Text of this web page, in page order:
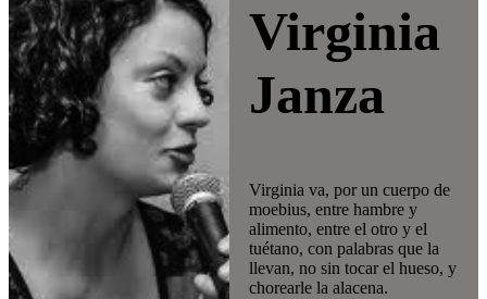
Virginia
Janza
Virginia va, por un cuerpo de
moebius, entre hambre y
alimento, entre el otro y el
tuétano, con palabras que la
llevan, no sin tocar el hueso, y
chorearle la alacena.